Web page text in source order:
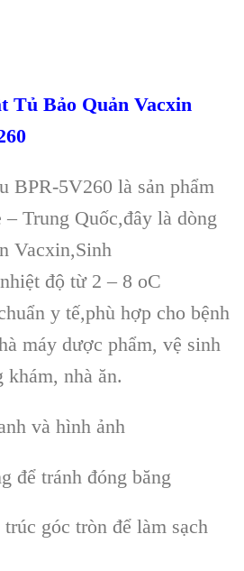
Tủ Bảo Quản Vacxin
BPR-5V260 là sản phẩm
Trung Quốc,đây là dòng
Vacxin,Sinh
ệt độ từ 2 – 8 oC
ẩn y tế,phù hợp cho bệnh
à máy dược phẩm, vệ sinh
khám, nhà ăn.
và hình ảnh
để tránh đóng băng
trúc góc tròn để làm sạch